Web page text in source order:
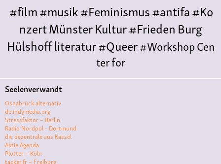
#film#musik#Feminismus#antifa#Ko
nzertMünsterKultur#FriedenBurg
Hülshoffliteratur#Queer#WorkshopCen
ter for
LiteraturePolyamoriePolytreff#liveKonzert
Polyamorietreff
Monogamie
ismuskunstantisemitismus
VKqueer
Seelenverwandt
Osnabrück alternativ
de.indymedia.org
Stressfaktor – Berlin
Radio Nordpol - Dortmund
die dezentrale aus Kassel
Aktie Agenda
Plotter – Köln
tacker.fr – Freiburg